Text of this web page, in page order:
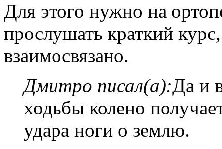
Для этого нужно на
прослушать краткий
взаимосвязано.
Дмитро писал(а):Да и
ходьбы колено
удара ноги о землю.